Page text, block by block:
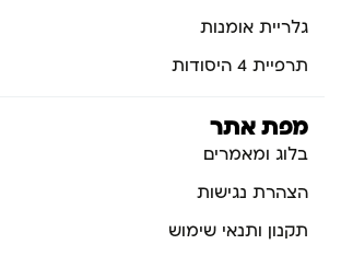
גלריית אומנות
תרפיית 4 היסודות
מפת אתר
בלוג ומאמרים
הצהרת נגישות
תקנון ותנאי שימוש